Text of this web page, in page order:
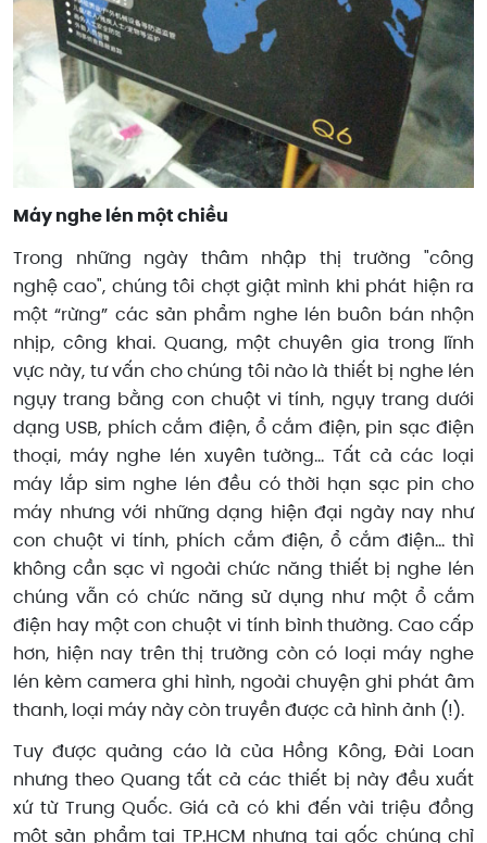
Máy nghe lén một chiều
Trong những ngày thâm nhập thị trường "công
nghệ cao", chúng tôi chợt giật mình khi phát hiện ra
một “rừng” các sản phẩm nghe lén buôn bán nhộn
nhịp, công khai. Quang, một chuyên gia trong lĩnh
vực này, tư vấn cho chúng tôi nào là thiết bị nghe lén
ngụy trang bằng con chuột vi tính, ngụy trang dưới
dạng USB, phích cắm điện, ổ cắm điện, pin sạc điện
thoại, máy nghe lén xuyên tường… Tất cả các loại
máy lắp sim nghe lén đều có thời hạn sạc pin cho
máy nhưng với những dạng hiện đại ngày nay như
con chuột vi tính, phích cắm điện, ổ cắm điện… thì
không cần sạc vì ngoài chức năng thiết bị nghe lén
chúng vẫn có chức năng sử dụng như một ổ cắm
điện hay một con chuột vi tính bình thường. Cao cấp
hơn, hiện nay trên thị trường còn có loại máy nghe
lén kèm camera ghi hình, ngoài chuyện ghi phát âm
thanh, loại máy này còn truyền được cả hình ảnh (!).
Tuy được quảng cáo là của Hồng Kông, Đài Loan
nhưng theo Quang tất cả các thiết bị này đều xuất
xứ từ Trung Quốc. Giá cả có khi đến vài triệu đồng
một sản phẩm tại TP.HCM nhưng tại gốc chúng chỉ